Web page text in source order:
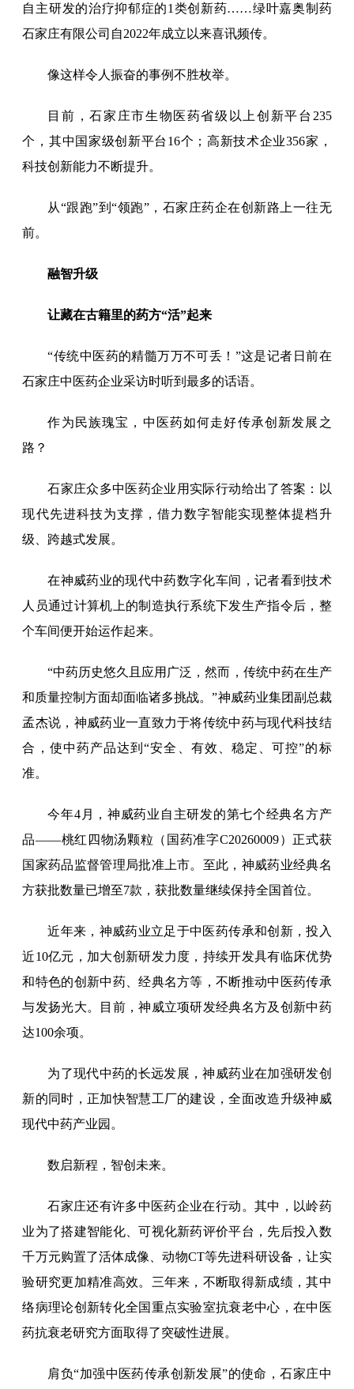
自主研发的治疗抑郁症的1类创新药……绿叶嘉奥制药
石家庄有限公司自2022年成立以来喜讯频传。
像这样令人振奋的事例不胜枚举。
目前，石家庄市生物医药省级以上创新平台235
个，其中国家级创新平台16个；高新技术企业356家，
科技创新能力不断提升。
从“跟跑”到“领跑”，石家庄药企在创新路上一往无
前。
融智升级
让藏在古籍里的药方“活”起来
“传统中医药的精髓万万不可丢！”这是记者日前在
石家庄中医药企业采访时听到最多的话语。
作为民族瑰宝，中医药如何走好传承创新发展之
路？
石家庄众多中医药企业用实际行动给出了答案：以
现代先进科技为支撑，借力数字智能实现整体提档升
级、跨越式发展。
在神威药业的现代中药数字化车间，记者看到技术
人员通过计算机上的制造执行系统下发生产指令后，整
个车间便开始运作起来。
“中药历史悠久且应用广泛，然而，传统中药在生产
和质量控制方面却面临诸多挑战。”神威药业集团副总裁
孟杰说，神威药业一直致力于将传统中药与现代科技结
合，使中药产品达到“安全、有效、稳定、可控”的标
准。
今年4月，神威药业自主研发的第七个经典名方产
品——桃红四物汤颗粒（国药准字C20260009）正式获
国家药品监督管理局批准上市。至此，神威药业经典名
方获批数量已增至7款，获批数量继续保持全国首位。
近年来，神威药业立足于中医药传承和创新，投入
近10亿元，加大创新研发力度，持续开发具有临床优势
和特色的创新中药、经典名方等，不断推动中医药传承
与发扬光大。目前，神威立项研发经典名方及创新中药
达100余项。
为了现代中药的长远发展，神威药业在加强研发创
新的同时，正加快智慧工厂的建设，全面改造升级神威
现代中药产业园。
数启新程，智创未来。
石家庄还有许多中医药企业在行动。其中，以岭药
业为了搭建智能化、可视化新药评价平台，先后投入数
千万元购置了活体成像、动物CT等先进科研设备，让实
验研究更加精准高效。三年来，不断取得新成绩，其中
络病理论创新转化全国重点实验室抗衰老中心，在中医
药抗衰老研究方面取得了突破性进展。
肩负“加强中医药传承创新发展”的使命，石家庄中